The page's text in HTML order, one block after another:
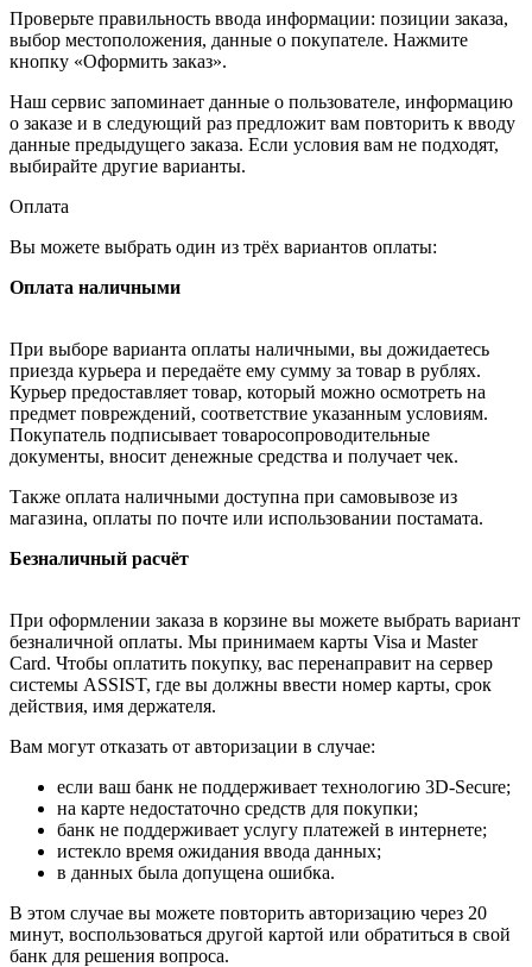
Проверьте правильность ввода информации: позиции заказа,
выбор местоположения, данные о покупателе. Нажмите
кнопку «Оформить заказ».
Наш сервис запоминает данные о пользователе, информацию
о заказе и в следующий раз предложит вам повторить к вводу
данные предыдущего заказа. Если условия вам не подходят,
выбирайте другие варианты.
Оплата
Вы можете выбрать один из трёх вариантов оплаты:
Оплата наличными
При выборе варианта оплаты наличными, вы дожидаетесь
приезда курьера и передаёте ему сумму за товар в рублях.
Курьер предоставляет товар, который можно осмотреть на
предмет повреждений, соответствие указанным условиям.
Покупатель подписывает товаросопроводительные
документы, вносит денежные средства и получает чек.
Также оплата наличными доступна при самовывозе из
магазина, оплаты по почте или использовании постамата.
Безналичный расчёт
При оформлении заказа в корзине вы можете выбрать вариант
безналичной оплаты. Мы принимаем карты Visa и Master
Card. Чтобы оплатить покупку, вас перенаправит на сервер
системы ASSIST, где вы должны ввести номер карты, срок
действия, имя держателя.
Вам могут отказать от авторизации в случае:
если ваш банк не поддерживает технологию 3D-Secure;
на карте недостаточно средств для покупки;
банк не поддерживает услугу платежей в интернете;
истекло время ожидания ввода данных;
в данных была допущена ошибка.
В этом случае вы можете повторить авторизацию через 20
минут, воспользоваться другой картой или обратиться в свой
банк для решения вопроса.